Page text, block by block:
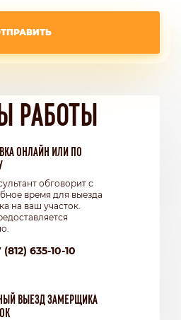
РАБОТЫ
ОНЛАЙН ИЛИ ПО
обговорит с
время для выезда
на ваш участок.
(812) 635-10-10
ВЫЕЗД ЗАМЕРЩИКА